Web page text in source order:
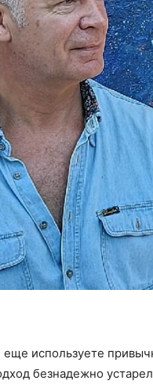
еще используете
безнадежно